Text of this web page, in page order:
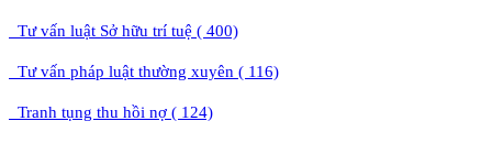
Tư vấn luật Sở hữu trí tuệ ( 400)
Tư vấn pháp luật thường xuyên ( 116)
Tranh tụng thu hồi nợ ( 124)